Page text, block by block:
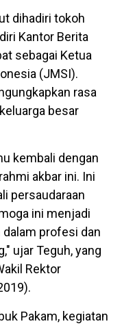
dihadiri tokoh
Kantor Berita
sebagai Ketua
(JMSI).
rasa
besar
kembali dengan
akbar ini. Ini
persaudaraan
ini menjadi
profesi dan
ujar Teguh, yang
Rektor
Pakam, kegiatan